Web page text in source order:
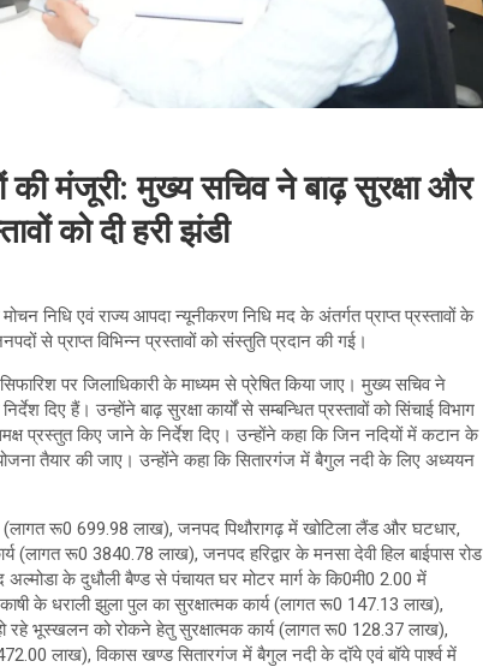
मंजूरी: मुख्य सचिव ने बाढ़ सुरक्षा और
को दी हरी झंडी
निधि एवं राज्य आपदा न्यूनीकरण निधि मद के अंतर्गत प्राप्त प्रस्तावों के
से प्राप्त विभिन्न प्रस्तावों को संस्तुति प्रदान की गई।
पर जिलाधिकारी के माध्यम से प्रेषित किया जाए। मुख्य सचिव ने
दिए हैं। उन्होंने बाढ़ सुरक्षा कार्यों से सम्बन्धित प्रस्तावों को सिंचाई विभाग
प्रस्तुत किए जाने के निर्देश दिए। उन्होंने कहा कि जिन नदियों में कटान के
तैयार की जाए। उन्होंने कहा कि सितारगंज में बैगुल नदी के लिए अध्ययन
रू0 699.98 लाख), जनपद पिथौरागढ़ में खोटिला लैंड और घटधार,
(लागत रू0 3840.78 लाख), जनपद हरिद्वार के मनसा देवी हिल बाईपास रोड
के दुधौली बैण्ड से पंचायत घर मोटर मार्ग के कि0मी0 2.00 में
के धराली झुला पुल का सुरक्षात्मक कार्य (लागत रू0 147.13 लाख),
रहे भूस्खलन को रोकने हेतु सुरक्षात्मक कार्य (लागत रू0 128.37 लाख),
लाख), विकास खण्ड सितारगंज में बैगुल नदी के दॉये एवं बॉये पार्श्व में